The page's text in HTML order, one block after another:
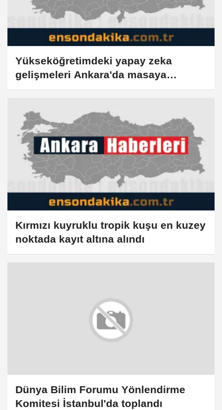
Yükseköğretimdeki yapay zeka
gelişmeleri Ankara'da masaya
yatırıldı
Kırmızı kuyruklu tropik kuşu en kuzey
noktada kayıt altına alındı
Dünya Bilim Forumu Yönlendirme
Komitesi İstanbul'da toplandı